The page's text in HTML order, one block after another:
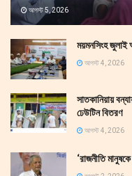
আগস্ট 5, 2026
ময়মনসিংহ জুলাই
আগস্ট 4, 2026
সাতকানিয়ায়
ঢেউটিন বিতরণ
আগস্ট 4, 2026
‘রাজনীতি